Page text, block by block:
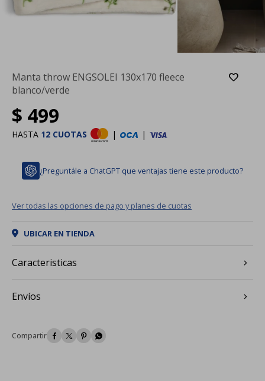
Manta throw ENGSOLEI 130x170 fleece
blanco/verde
$ 499
HASTA 12 CUOTAS | |
¿Preguntále a ChatGPT que ventajas tiene este producto?
Ver todas las opciones de pago y planes de cuotas
UBICAR EN TIENDA
Caracteristicas
Envíos
   